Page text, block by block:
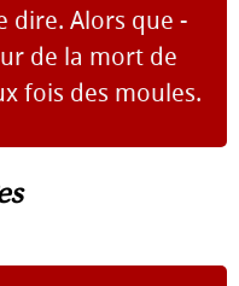
dire. Alors que -
de la mort de
fois des moules.